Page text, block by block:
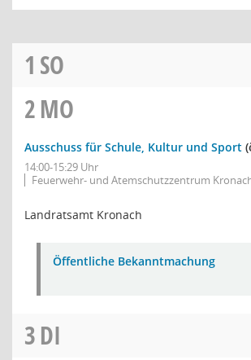
1 SO
2MO
Ausschuss für Schule, Kultur und Sport
14:00-15:29 Uhr
Feuerwehr- und Atemschutzzentrum
Landratsamt Kronach
Öffentliche Bekanntmachung
3DI